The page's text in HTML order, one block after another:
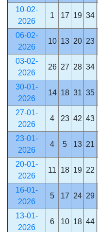
10-02-
2026
1 17 19 34
06-02-
2026
10 13 20 23
03-02-
2026
26 27 28 34
30-01-
2026
14 18 31 35
27-01-
2026
4 23 42 43
23-01-
2026
4 5 13 21
20-01-
2026
11 18 19 22
16-01-
2026
5 17 24 29
13-01-
2026
6 10 18 44